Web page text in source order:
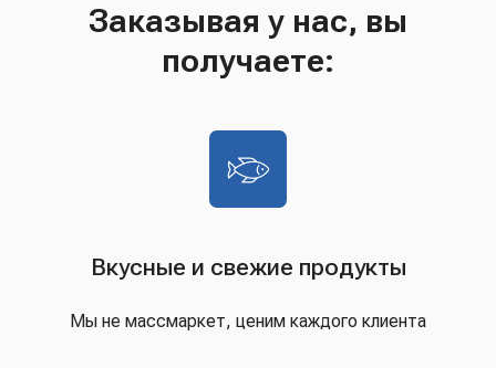
Заказывая у нас, вы
получаете:
Вкусные и свежие продукты
Мы не массмаркет, ценим каждого клиента